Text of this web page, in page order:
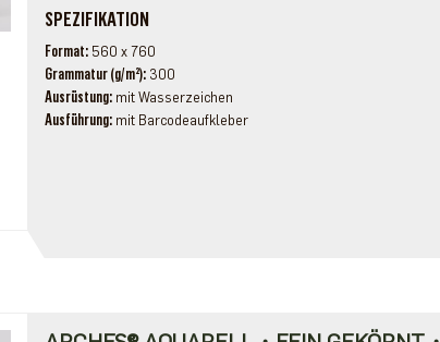
SPEZIFIKATION
Format 560 x 760
Grammatur (g/m²) 300
Ausrüstung mit Wasserzeichen
Ausführung mit Barcodeaufkleber